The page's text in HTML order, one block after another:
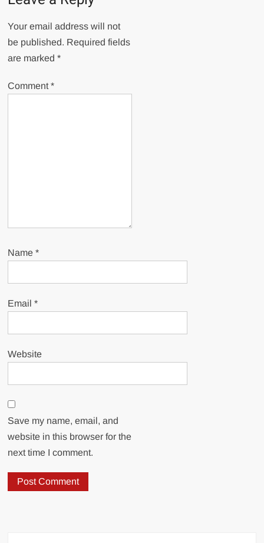
Your email address will not
be published. Required fields
are marked*
Comment*
Name*
Email*
Website
Save my name, email, and
website in this browser for the
next time I comment.